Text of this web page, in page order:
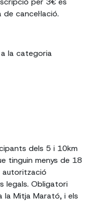
cancel·lació.
la categoria
dels 5 i 10km
tinguin menys de 18
autorització
legals. Obligatori
la Mitja Marató, i els